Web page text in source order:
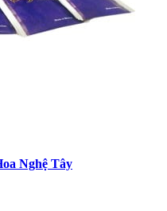
Nghệ Tây